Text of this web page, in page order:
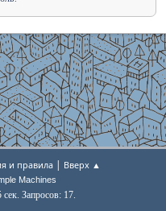
и правила | Вверх ▲
Machines
сек. Запросов: 17.